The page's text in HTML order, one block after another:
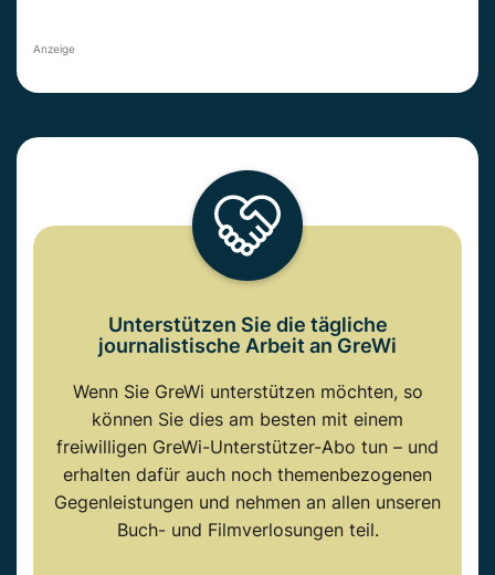
Anzeige
Unterstützen Sie die tägliche
journalistische Arbeit an GreWi
Wenn Sie GreWi unterstützen möchten, so
können Sie dies am besten mit einem
freiwilligen GreWi-Unterstützer-Abo tun – und
erhalten dafür auch noch themenbezogenen
Gegenleistungen und nehmen an allen unseren
Buch- und Filmverlosungen teil.